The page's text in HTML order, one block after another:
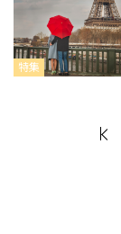
特集